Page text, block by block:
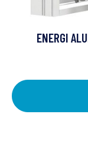
ENERGI